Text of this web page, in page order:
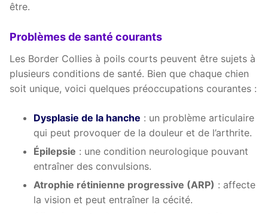
être.
Problèmes de santé courants
Les Border Collies à poils courts peuvent être sujets à
plusieurs conditions de santé. Bien que chaque chien
soit unique, voici quelques préoccupations courantes :
Dysplasie de la hanche : un problème articulaire
qui peut provoquer de la douleur et de l’arthrite.
Épilepsie : une condition neurologique pouvant
entraîner des convulsions.
Atrophie rétinienne progressive (ARP) : affecte
la vision et peut entraîner la cécité.